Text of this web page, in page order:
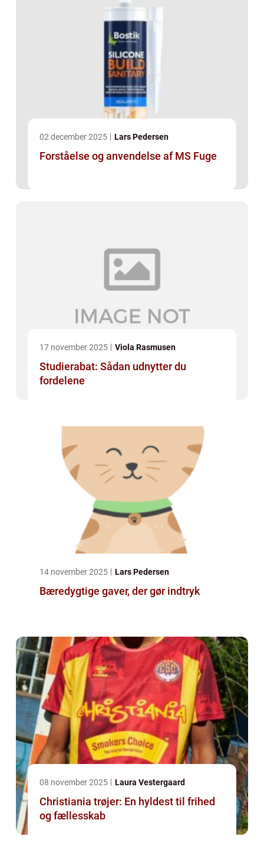
02 december 2025 Lars Pedersen
Forståelse og anvendelse af MS Fuge
17 november 2025 Viola Rasmusen
Studierabat: Sådan udnytter du
fordelene
14 november 2025 Lars Pedersen
Bæredygtige gaver, der gør indtryk
08 november 2025 Laura Vestergaard
Christiania trøjer: En hyldest til frihed
og fællesskab